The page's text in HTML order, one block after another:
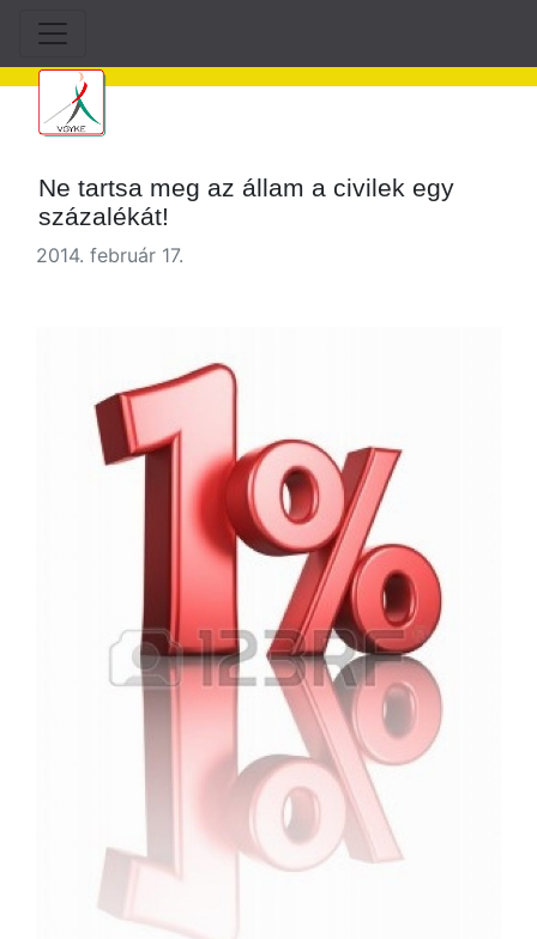
Ne tartsa meg az állam a civilek egy
százalékát!
2014. február 17.